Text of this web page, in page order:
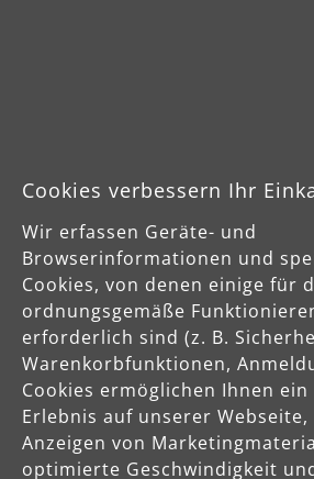
Sichere Zahlungsarten
Schnelle Lieferung
Cookies verbessern Ihr
Wir erfassen Geräte- und
Browserinformationen und
Cookies, von denen einige für
ordnungsgemäße
erforderlich sind (z. B.
Warenkorbfunktionen,
Cookies ermöglichen Ihnen ein
Erlebnis auf unserer
Anzeigen von
optimierte Geschwindigkeit